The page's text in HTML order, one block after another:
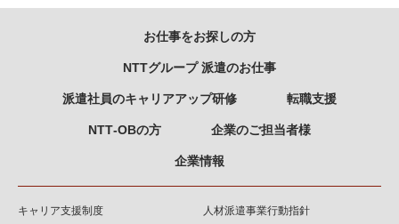
お仕事をお探しの方
NTTグループ 派遣のお仕事
派遣社員のキャリアアップ研修 転職支援
NTT‐OBの方 企業のご担当者様
企業情報
キャリア支援制度
人材派遣事業行動指針